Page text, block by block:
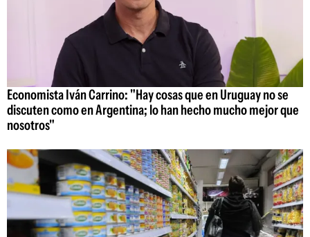
Economista Iván Carrino: "Hay cosas que en Uruguay no se
discuten como en Argentina; lo han hecho mucho mejor que
nosotros"